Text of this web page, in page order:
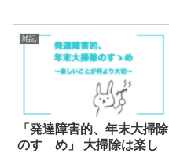
雑記
「発達障害的、年末大掃除
のすゝめ」 大掃除は楽し